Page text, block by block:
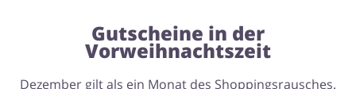
Gutscheine in der
Vorweihnachtszeit
Dezember gilt als ein Monat des Shoppingsrausches.